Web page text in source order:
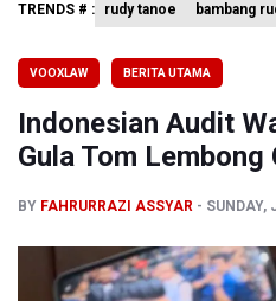
BRIN Sebut Teknologi
Kuasa Hukum Klaim
TRENDS # : rudy tanoe bambang
VOOXLAW BERITA UTAMA
Indonesian Audit
Gula Tom Lembong
BY FAHRURRAZI ASSYAR SUNDAY,